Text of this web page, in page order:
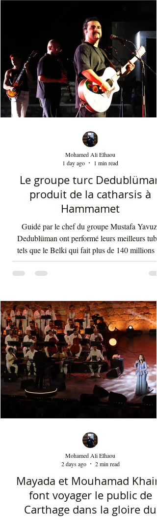
(3)
March 2018(2)2 posts
Le groupe turc Dedublüman
produit de la catharsis à
Hammamet
Guidé par le chef du groupe Mustafa Yavuz,
Dedublüman ont performé leurs meilleurs
font la gloire mondiale actuelle de cette bande.
musique de Dedublüman reflète bel et bien
l'identité turque, trouvant harmonieusement sa
place entre les civilisations orientale et
occidentale. Le son de la clarinette est à
d'un cri d'un loup sur les montagnes.
Dédublüm
Mohamed Ali Elhaou
1 day ago
1 min read
Mayada et Mouhamad Khairy
Mohamed Ali Elhaou
2 days ago
2 min read